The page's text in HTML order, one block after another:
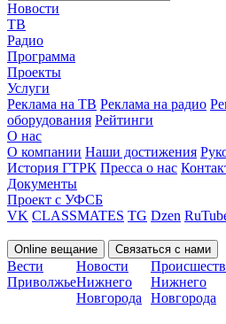
Новости
ТВ
Радио
Программа
Проекты
Услуги
Реклама на ТВ Реклама на радио
оборудования Рейтинги
О нас
О компании Наши достижения
История ГТРК Пресса о нас
Документы
Проект с УФСБ
VK CLASSMATES TG Dzen
Online вещание Связаться с нами
Вести
Приволжье
Новости
Нижнего
Новгорода
Нижнего
Новгорода